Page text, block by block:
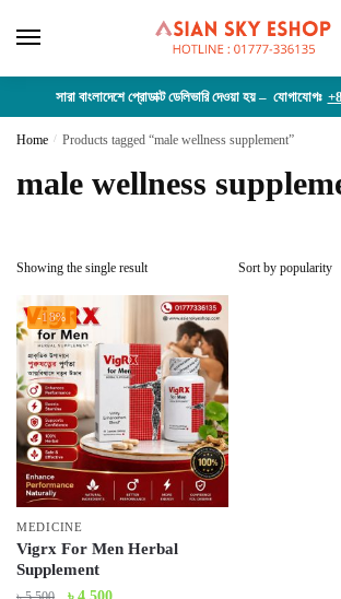
সারা বাংলাদেশে প্রোডাক্ট ডেলিভারি দেওয়া হয় – যোগাযোগঃ
Home / Products tagged “male wellness supplement”
male wellness
Showing the single result
-18%
MEDICINE
Vigrx For Men Herbal
Supplement
OriginalCurrent